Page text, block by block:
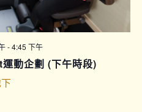
-4:45 下午
動企劃 (下午時段)